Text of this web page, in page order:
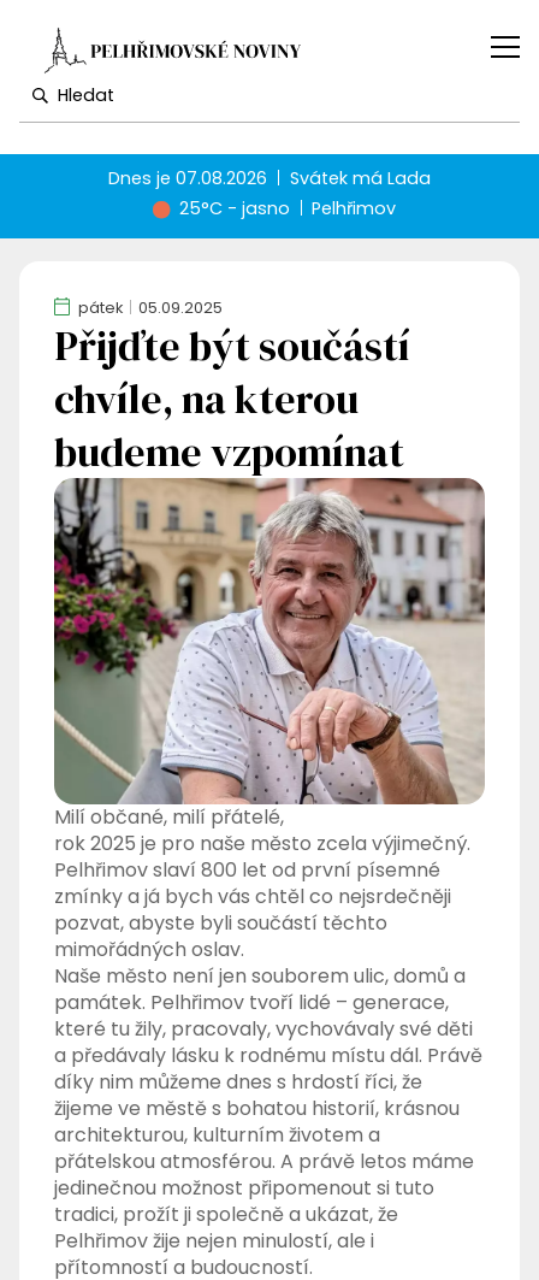
Dnes je07.08.2026 Svátek má Lada
25°C - jasno
Pelhřimov
pátek 05.09.2025
Přijďte být součástí
chvíle, na kterou
budeme vzpomínat
Milí občané, milí přátelé,
rok 2025 je pro naše město zcela výjimečný.
Pelhřimov slaví 800 let od první písemné
zmínky a já bych vás chtěl co nejsrdečněji
pozvat, abyste byli součástí těchto
mimořádných oslav.
Naše město není jen souborem ulic, domů a
památek. Pelhřimov tvoří lidé – generace,
které tu žily, pracovaly, vychovávaly své děti
a předávaly lásku k rodnému místu dál. Právě
díky nim můžeme dnes s hrdostí říci, že
žijeme ve městě s bohatou historií, krásnou
architekturou, kulturním životem a
přátelskou atmosférou. A právě letos máme
jedinečnou možnost připomenout si tuto
tradici, prožít ji společně a ukázat, že
Pelhřimov žije nejen minulostí, ale i
přítomností a budoucností.